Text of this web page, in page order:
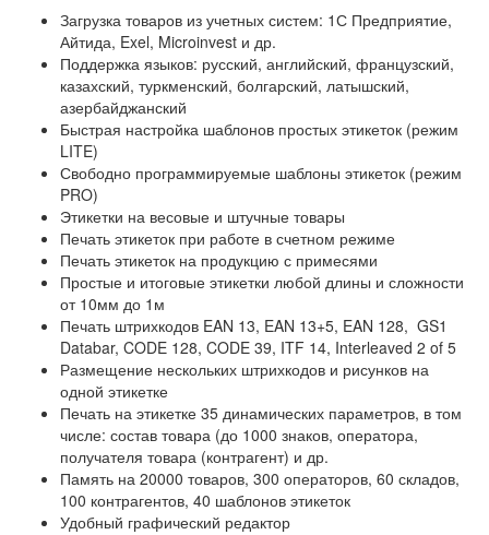
Загрузка товаров из учетных систем: 1С Предприятие,
Айтида, Exel, Microinvest и др.
Поддержка языков: русский, английский, французский,
казахский, туркменский, болгарский, латышский,
азербайджанский
Быстрая настройка шаблонов простых этикеток (режим
LITE)
Свободно программируемые шаблоны этикеток (режим
PRO)
Этикетки на весовые и штучные товары
Печать этикеток при работе в счетном режиме
Печать этикеток на продукцию с примесями
Простые и итоговые этикетки любой длины и сложности
от 10мм до 1м
Печать штрихкодов EAN 13, EAN 13+5, EAN 128, GS1
Databar, CODE 128, CODE 39, ITF 14, Interleaved 2 of 5
Размещение нескольких штрихкодов и рисунков на
одной этикетке
Печать на этикетке 35 динамических параметров, в том
числе: состав товара (до 1000 знаков, оператора,
получателя товара (контрагент) и др.
Память на 20000 товаров, 300 операторов, 60 складов,
100 контрагентов, 40 шаблонов этикеток
Удобный графический редактор